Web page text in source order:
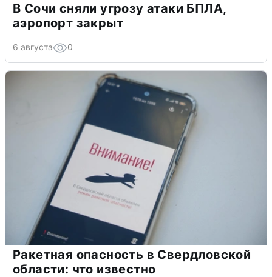
В Сочи сняли угрозу атаки БПЛА,
аэропорт закрыт
6 августа 0
Ракетная опасность в Свердловской
области: что известно